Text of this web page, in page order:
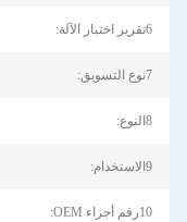
6تقرير اختبار الآلة:
7نوع التسويق:
8النوع:
9الاستخدام:
10رقم أجزاء OEM: